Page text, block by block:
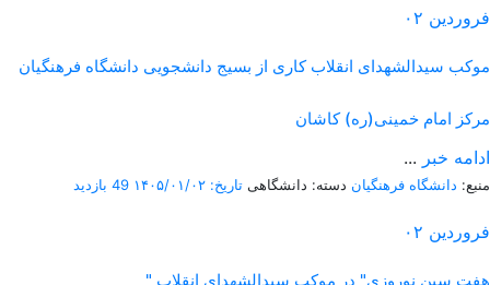
۰۲ فروردین
موکب سیدالشهدای انقلاب کاری از بسیج دانشجویی دانشگاه فرهنگیان
مرکز امام خمینی(ره) کاشان
... ادامه خبر
منبع: دانشگاه فرهنگیان دسته: دانشگاهی تاریخ: ۱۴۰۵/۰۱/۰۲ 49 بازدید
۰۲ فروردین
" هفت سین نوروزی" در موکب سیدالشهدای انقلاب